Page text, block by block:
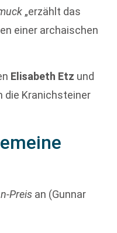
„erzählt das
einer archaischen
Elisabeth Etz und
die Kranichsteiner
Preis an (Gunnar